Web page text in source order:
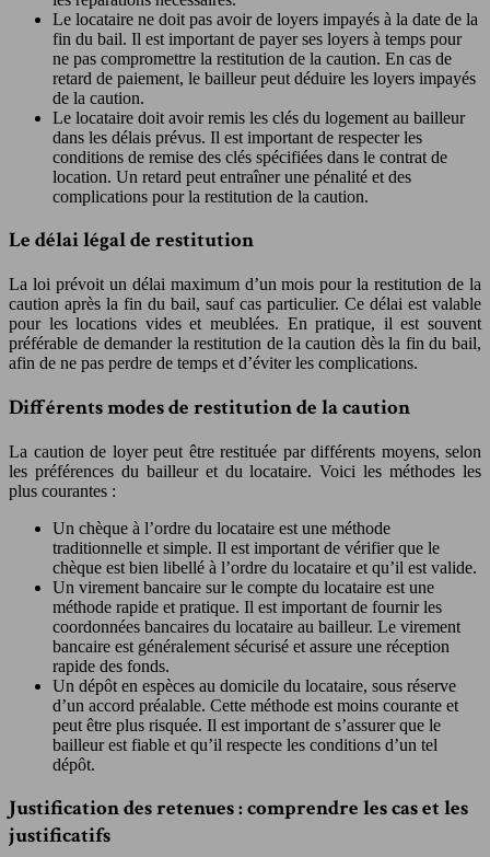
Le locataire ne doit pas avoir de loyers impayés à la date de la
fin du bail. Il est important de payer ses loyers à temps pour
ne pas compromettre la restitution de la caution. En cas de
retard de paiement, le bailleur peut déduire les loyers impayés
de la caution.
Le locataire doit avoir remis les clés du logement au bailleur
dans les délais prévus. Il est important de respecter les
conditions de remise des clés spécifiées dans le contrat de
location. Un retard peut entraîner une pénalité et des
complications pour la restitution de la caution.
Le délai légal de restitution
La loi prévoit un délai maximum d’un mois pour la restitution de la
caution après la fin du bail, sauf cas particulier. Ce délai est valable
pour les locations vides et meublées. En pratique, il est souvent
préférable de demander la restitution de la caution dès la fin du bail,
afin de ne pas perdre de temps et d’éviter les complications.
Différents modes de restitution de la caution
La caution de loyer peut être restituée par différents moyens, selon
les préférences du bailleur et du locataire. Voici les méthodes les
plus courantes :
Un chèque à l’ordre du locataire est une méthode
traditionnelle et simple. Il est important de vérifier que le
chèque est bien libellé à l’ordre du locataire et qu’il est valide.
Un virement bancaire sur le compte du locataire est une
méthode rapide et pratique. Il est important de fournir les
coordonnées bancaires du locataire au bailleur. Le virement
bancaire est généralement sécurisé et assure une réception
rapide des fonds.
Un dépôt en espèces au domicile du locataire, sous réserve
d’un accord préalable. Cette méthode est moins courante et
peut être plus risquée. Il est important de s’assurer que le
bailleur est fiable et qu’il respecte les conditions d’un tel
dépôt.
Justification des retenues : comprendre les cas et les
justificatifs